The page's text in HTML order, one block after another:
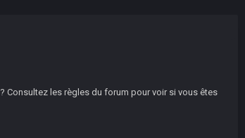
Consultez les règles du forum pour voir si vous êtes